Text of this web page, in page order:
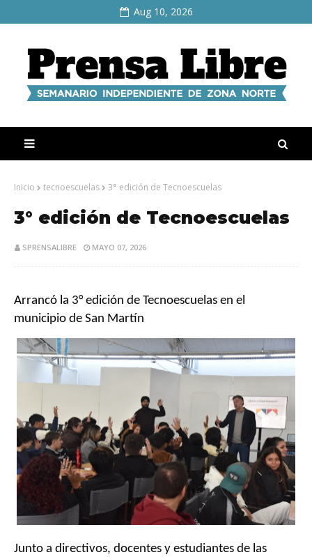
Aug 10, 2026
Inicio tecnoescuelas 3° edición de Tecnoescuelas
3° edición de Tecnoescuelas
SPRENSALIBRE MAYO 07, 2026
Arrancó la 3° edición de Tecnoescuelas en el
municipio de San Martín
Junto a directivos, docentes y estudiantes de las